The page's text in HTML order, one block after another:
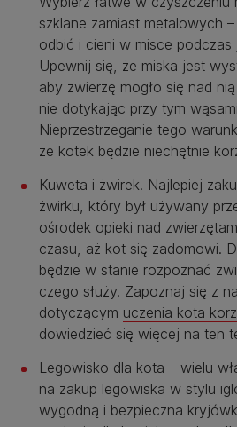
szklane zamiast metalowych
odbić i cieni w misce podczas
Upewnij się, że miska jest
aby zwierzę mogło się nad
nie dotykając przy tym
Nieprzestrzeganie tego
że kotek będzie niechętnie
Kuweta i żwirek. Najlepiej
żwirku, który był używany
ośrodek opieki nad
czasu, aż kot się zadomowi.
będzie w stanie rozpoznać
czego służy. Zapoznaj się z
dotyczącym uczenia kota
dowiedzieć się więcej na ten
Legowisko dla kota – wielu
na zakup legowiska w stylu
wygodną i bezpieczna